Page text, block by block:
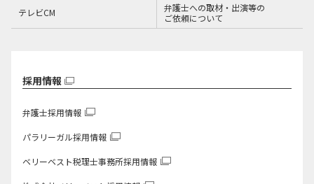
テレビCM
弁護士への取材・出演等の
ご依頼について
採用情報
弁護士採用情報
パラリーガル採用情報
ベリーベスト税理士事務所採用情報